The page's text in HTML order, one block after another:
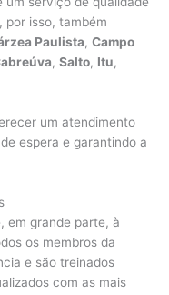
por isso, também
Paulista, Campo
, Salto, Itu,
um atendimento
espera e garantindo a
em grande parte, à
os membros da
e são treinados
com as mais